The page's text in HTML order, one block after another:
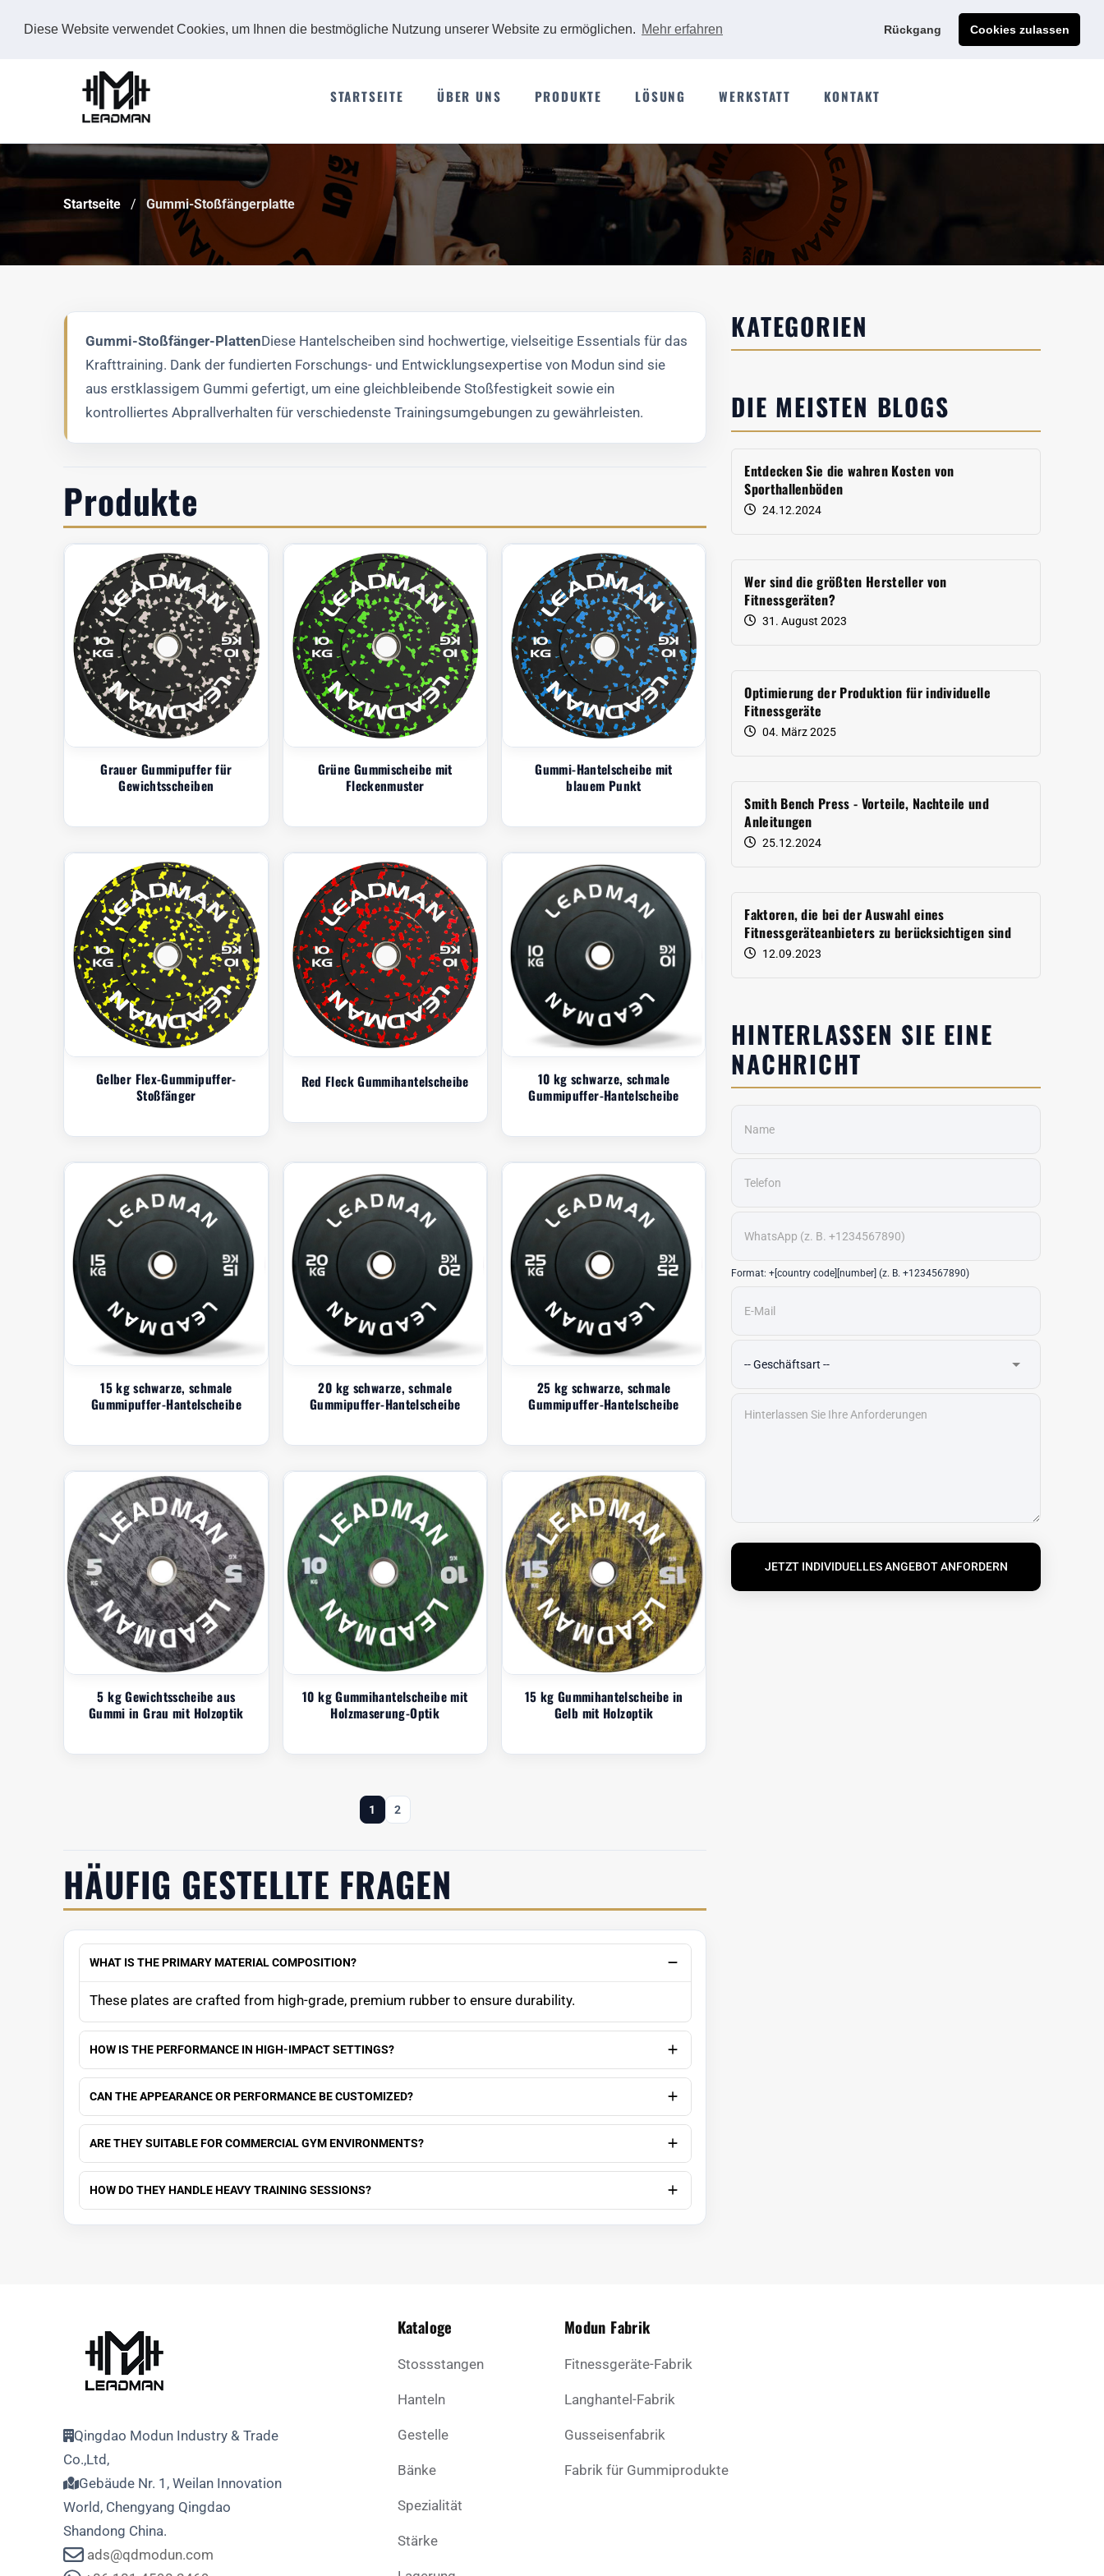
Diese Website verwendet Cookies, um Ihnen die bestmögliche Nutzung unserer Website zu ermöglichen. Mehr erfahren Rückgang Cookies zulassen
Jetzt individuelles Angebot anfordern
STARTSEITE ÜBER UNS PRODUKTE LÖSUNG WERKSTATT KONTAKT
Startseite Gummi-Stoßfängerplatte
Gummi-Stoßfänger-Platten Diese Hantelscheiben sind hochwertige, vielseitige Essentials für das
Krafttraining. Dank der fundierten Forschungs- und Entwicklungsexpertise von Modun sind sie
aus erstklassigem Gummi gefertigt, um eine gleichbleibende Stoßfestigkeit sowie ein
kontrolliertes Abprallverhalten für verschiedenste Trainingsumgebungen zu gewährleisten.
Produkte
Grauer Gummipuffer für
Gewichtsscheiben
Grüne Gummischeibe mit
Fleckenmuster
Gummi-Hantelscheibe mit
blauem Punkt
Gelber Flex-Gummipuffer-
Stoßfänger
Red Fleck Gummihantelscheibe
10 kg schwarze, schmale
Gummipuffer-Hantelscheibe
15 kg schwarze, schmale
Gummipuffer-Hantelscheibe
20 kg schwarze, schmale
Gummipuffer-Hantelscheibe
25 kg schwarze, schmale
Gummipuffer-Hantelscheibe
5 kg Gewichtsscheibe aus
Gummi in Grau mit Holzoptik
10 kg Gummihantelscheibe mit
Holzmaserung-Optik
15 kg Gummihantelscheibe in
Gelb mit Holzoptik
1 2
HÄUFIG GESTELLTE FRAGEN
WHAT IS THE PRIMARY MATERIAL COMPOSITION?
These plates are crafted from high-grade, premium rubber to ensure durability.
HOW IS THE PERFORMANCE IN HIGH-IMPACT SETTINGS?
CAN THE APPEARANCE OR PERFORMANCE BE CUSTOMIZED?
ARE THEY SUITABLE FOR COMMERCIAL GYM ENVIRONMENTS?
HOW DO THEY HANDLE HEAVY TRAINING SESSIONS?
KATEGORIEN
DIE MEISTEN BLOGS
Entdecken Sie die wahren Kosten von
Sporthallenböden
24.12.2024
Wer sind die größten Hersteller von
Fitnessgeräten?
31. August 2023
Optimierung der Produktion für individuelle
Fitnessgeräte
04. März 2025
Smith Bench Press - Vorteile, Nachteile und
Anleitungen
25.12.2024
Faktoren, die bei der Auswahl eines
Fitnessgeräteanbieters zu berücksichtigen sind
12.09.2023
HINTERLASSEN SIE EINE
NACHRICHT
Format: +[country code][number] (z. B. +1234567890)
JETZT INDIVIDUELLES ANGEBOT ANFORDERN
Qingdao Modun Industry & Trade
Co.,Ltd,
Gebäude Nr. 1, Weilan Innovation
World, Chengyang Qingdao
Shandong China.
ads@qdmodun.com
Kataloge
Stossstangen
Hanteln
Gestelle
Bänke
Spezialität
Stärke
Modun Fabrik
Fitnessgeräte-Fabrik
Langhantel-Fabrik
Gusseisenfabrik
Fabrik für Gummiprodukte